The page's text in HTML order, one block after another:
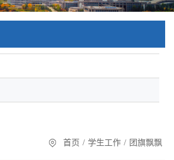
首页 / 学生工作 / 团旗飘飘